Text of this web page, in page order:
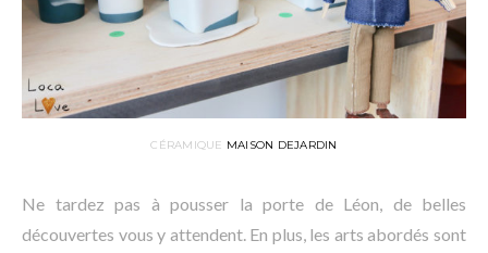
CÉRAMIQUE MAISON DEJARDIN
Ne tardez pas à pousser la porte de Léon, de belles
découvertes vous y attendent. En plus, les arts abordés sont